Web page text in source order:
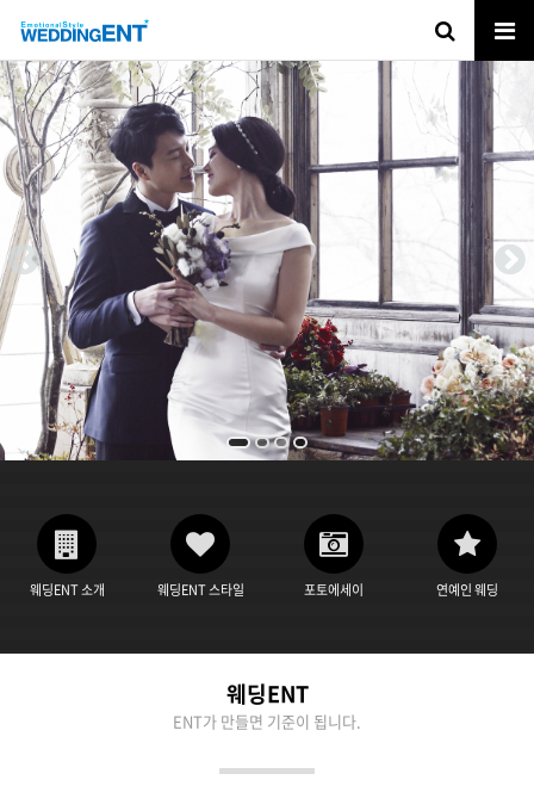
웨딩ENT 소개 웨딩ENT 스타일 포토에세이 연예인 웨딩
웨딩ENT
ENT가 만들면 기준이 됩니다.